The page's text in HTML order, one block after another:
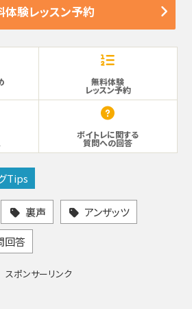
体験レッスン予約
無料体験
レッスン予約
ボイトレに関する
質問への回答
Tips
裏声 アンザッツ
回答
スポンサーリンク